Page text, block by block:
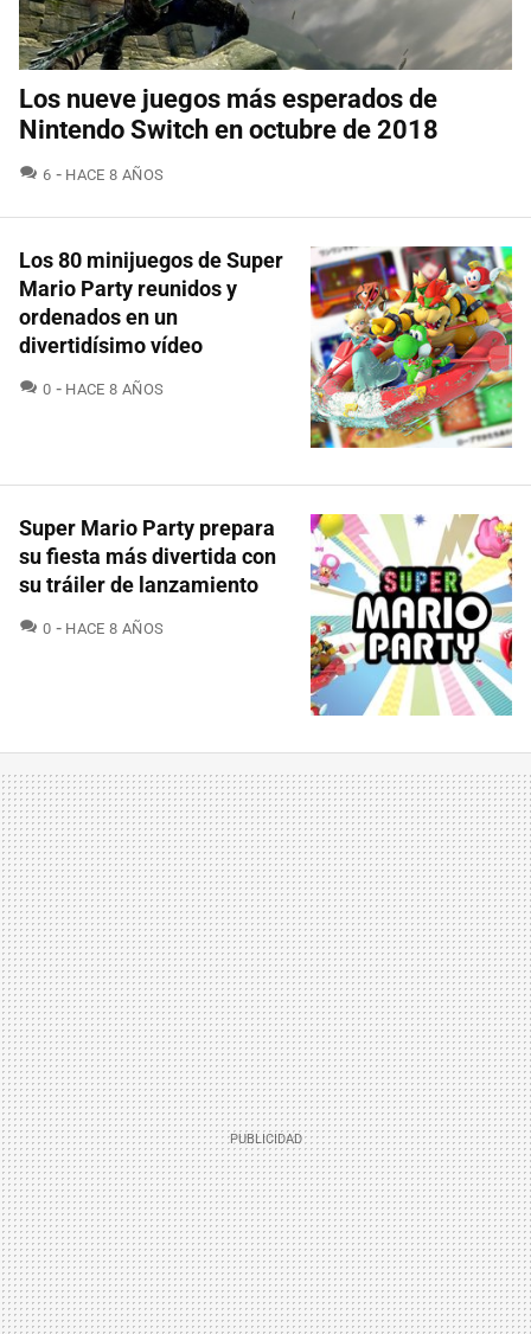
Los nueve juegos más esperados de
Nintendo Switch en octubre de 2018
6 COMENTARIOS
HACE 8 AÑOS
Los 80 minijuegos de Super
Mario Party reunidos y
ordenados en un
divertidísimo vídeo
0 COMENTARIOS
HACE 8 AÑOS
Super Mario Party prepara
su fiesta más divertida con
su tráiler de lanzamiento
0 COMENTARIOS
HACE 8 AÑOS